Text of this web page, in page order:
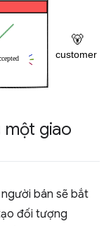
một giao
bán sẽ bắt
đối tượng